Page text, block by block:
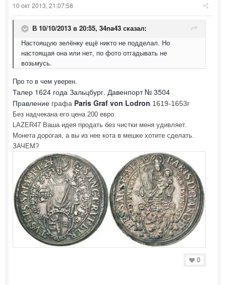
10 окт 2013, 21:07:58
В 10/10/2013 в 20:55, 34na43 сказал:
Настоящую зелёнку ещё никто не подделал. Но
настоящая она или нет, по фото отгадывать не
возьмусь.
Про то в чем уверен.
Талер 1624 года Зальцбург. Давенпорт № 3504
Правление графа Paris Graf von Lodron 1619-1653г
Без надчекана его цена 200 евро.
LAZER47 Ваша идея продать без чистки меня удивляет.
Монета дорогая, а вы из нее кота в мешке хотите сделать.
ЗАЧЕМ?
0